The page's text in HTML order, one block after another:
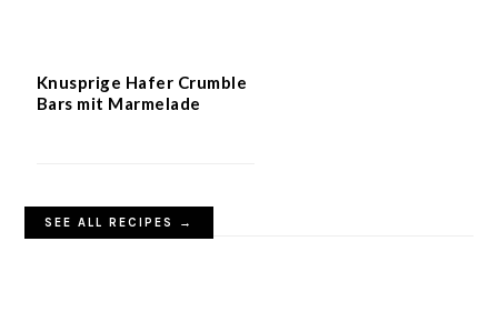
Knusprige Hafer Crumble
Bars mit Marmelade
SEE ALL RECIPES →